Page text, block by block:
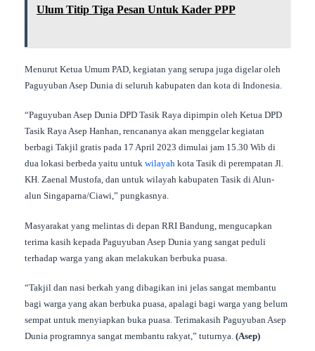
Ulum Titip Tiga Pesan Untuk Kader PPP
Menurut Ketua Umum PAD, kegiatan yang serupa juga digelar oleh
Paguyuban Asep Dunia di seluruh kabupaten dan kota di Indonesia.
“Paguyuban Asep Dunia DPD Tasik Raya dipimpin oleh Ketua DPD
Tasik Raya Asep Hanhan, rencananya akan menggelar kegiatan
berbagi Takjil gratis pada 17 April 2023 dimulai jam 15.30 Wib di
dua lokasi berbeda yaitu untuk wilayah kota Tasik di perempatan Jl.
KH. Zaenal Mustofa, dan untuk wilayah kabupaten Tasik di Alun-
alun Singaparna/Ciawi,” pungkasnya.
Masyarakat yang melintas di depan RRI Bandung, mengucapkan
terima kasih kepada Paguyuban Asep Dunia yang sangat peduli
terhadap warga yang akan melakukan berbuka puasa.
“Takjil dan nasi berkah yang dibagikan ini jelas sangat membantu
bagi warga yang akan berbuka puasa, apalagi bagi warga yang belum
sempat untuk menyiapkan buka puasa. Terimakasih Paguyuban Asep
Dunia programnya sangat membantu rakyat,” tuturnya. (Asep)